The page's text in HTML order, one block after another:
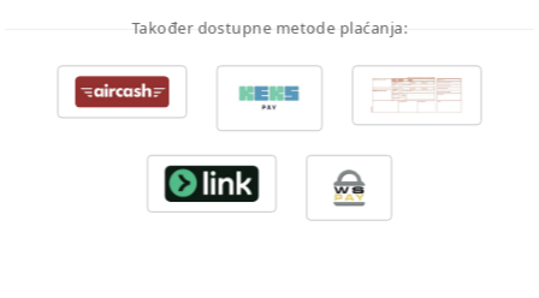
Također dostupne metode plaćanja: